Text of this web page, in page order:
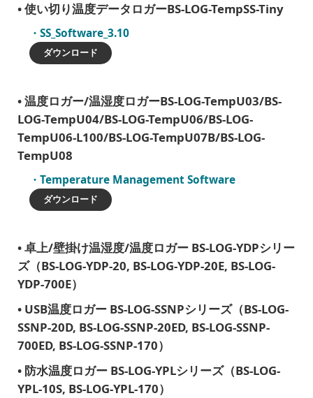
使い切り温度データロガーBS-LOG-TempSS-Tiny
SS_Software_3.10
ダウンロード
温度ロガー/温湿度ロガーBS-LOG-TempU03/BS-
LOG-TempU04/BS-LOG-TempU06/BS-LOG-
TempU06-L100/BS-LOG-TempU07B/BS-LOG-
TempU08
Temperature Management Software
ダウンロード
卓上/壁掛け温湿度/温度ロガー BS-LOG-YDPシリー
ズ（BS-LOG-YDP-20, BS-LOG-YDP-20E, BS-LOG-
YDP-700E）
USB温度ロガー BS-LOG-SSNPシリーズ（BS-LOG-
SSNP-20D, BS-LOG-SSNP-20ED, BS-LOG-SSNP-
700ED, BS-LOG-SSNP-170）
防水温度ロガー BS-LOG-YPLシリーズ（BS-LOG-
YPL-10S, BS-LOG-YPL-170）